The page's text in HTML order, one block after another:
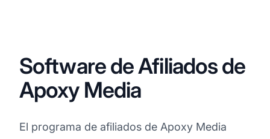
Software de Afiliados de
Apoxy Media
El programa de afiliados de Apoxy Media